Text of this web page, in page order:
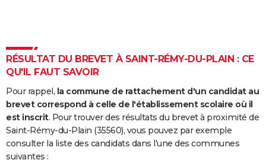
Dictionnaire
Biographies
Citations
Expressions
Proverbes
PROGRAMME TV
S'inscrire
Se connecter
Lycées
Collèges
Primaires
Universités
Entreprises
Service militaire
Avis de recherche
AVIS DE DÉCÈS
FORUM
Bricolage
Lifestyle
Culture
SportAuto
Television
Voyage
Cinema
RÉSULTAT DU BREVET À SAINT-RÉMY-DU-PLAIN : CE
QU'IL FAUT SAVOIR
Pour rappel, la commune de rattachement d'un candidat au
brevet correspond à celle de l'établissement scolaire où il
est inscrit. Pour trouver des résultats du brevet à proximité de
Saint-Rémy-du-Plain (35560), vous pouvez par exemple
consulter la liste des candidats dans l'une des communes
suivantes :